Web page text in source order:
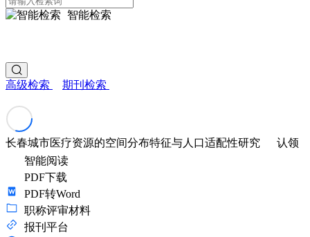
智能检索
高级检索 期刊检索
长春城市医疗资源的空间分布特征与人口适配性研究
认领
智能阅读
PDF下载
PDF转Word
职称评审材料
报刊平台